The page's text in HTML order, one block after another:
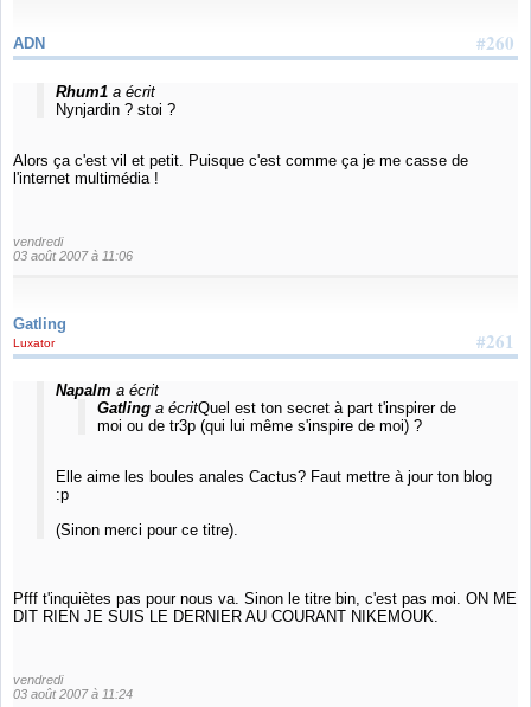
#260
ADN
Rhum1a écrit
Nynjardin ? stoi ?
Alors ça c'est vil et petit. Puisque c'est comme ça je me casse de
l'internet multimédia !
vendredi
03 août 2007 à 11:06
Gatling
#261
Luxator
Napalm a écrit
Gatling a écritQuel est ton secret à part t'inspirer de
moi ou de tr3p (qui lui même s'inspire de moi) ?
Elle aime les boules anales Cactus? Faut mettre à jour ton blog
:p
(Sinon merci pour ce titre).
Pfff t'inquiètes pas pour nous va. Sinon le titre bin, c'est pas moi. ON ME
DIT RIEN JE SUIS LE DERNIER AU COURANT NIKEMOUK.
vendredi
03 août 2007 à 11:24